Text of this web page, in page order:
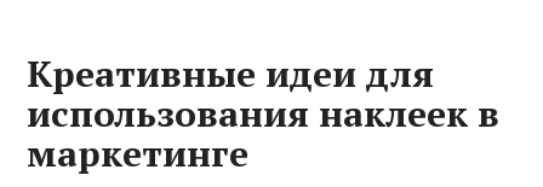
Креативные идеи для
использования наклеек в
маркетинге